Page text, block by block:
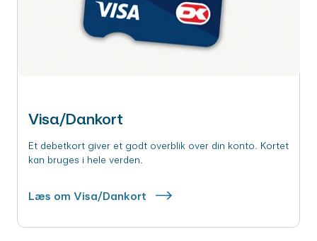
Visa/Dankort
Et debetkort giver et godt overblik over din konto. Kortet
kan bruges i hele verden.
Læs om Visa/Dankort